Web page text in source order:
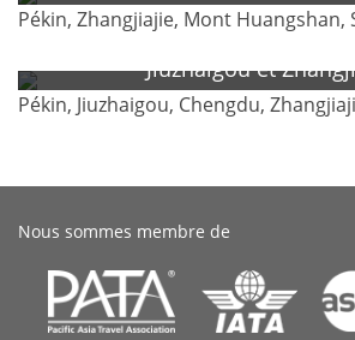
Pékin, Zhangjiajie, Mont Huangshan,
Circuit de 12 jours pour
Jiuzhaigou et
Pékin, Jiuzhaigou, Chengdu,
Nous sommes membre de